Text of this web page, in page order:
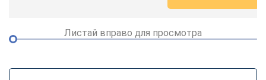
Листай вправо для просмотра